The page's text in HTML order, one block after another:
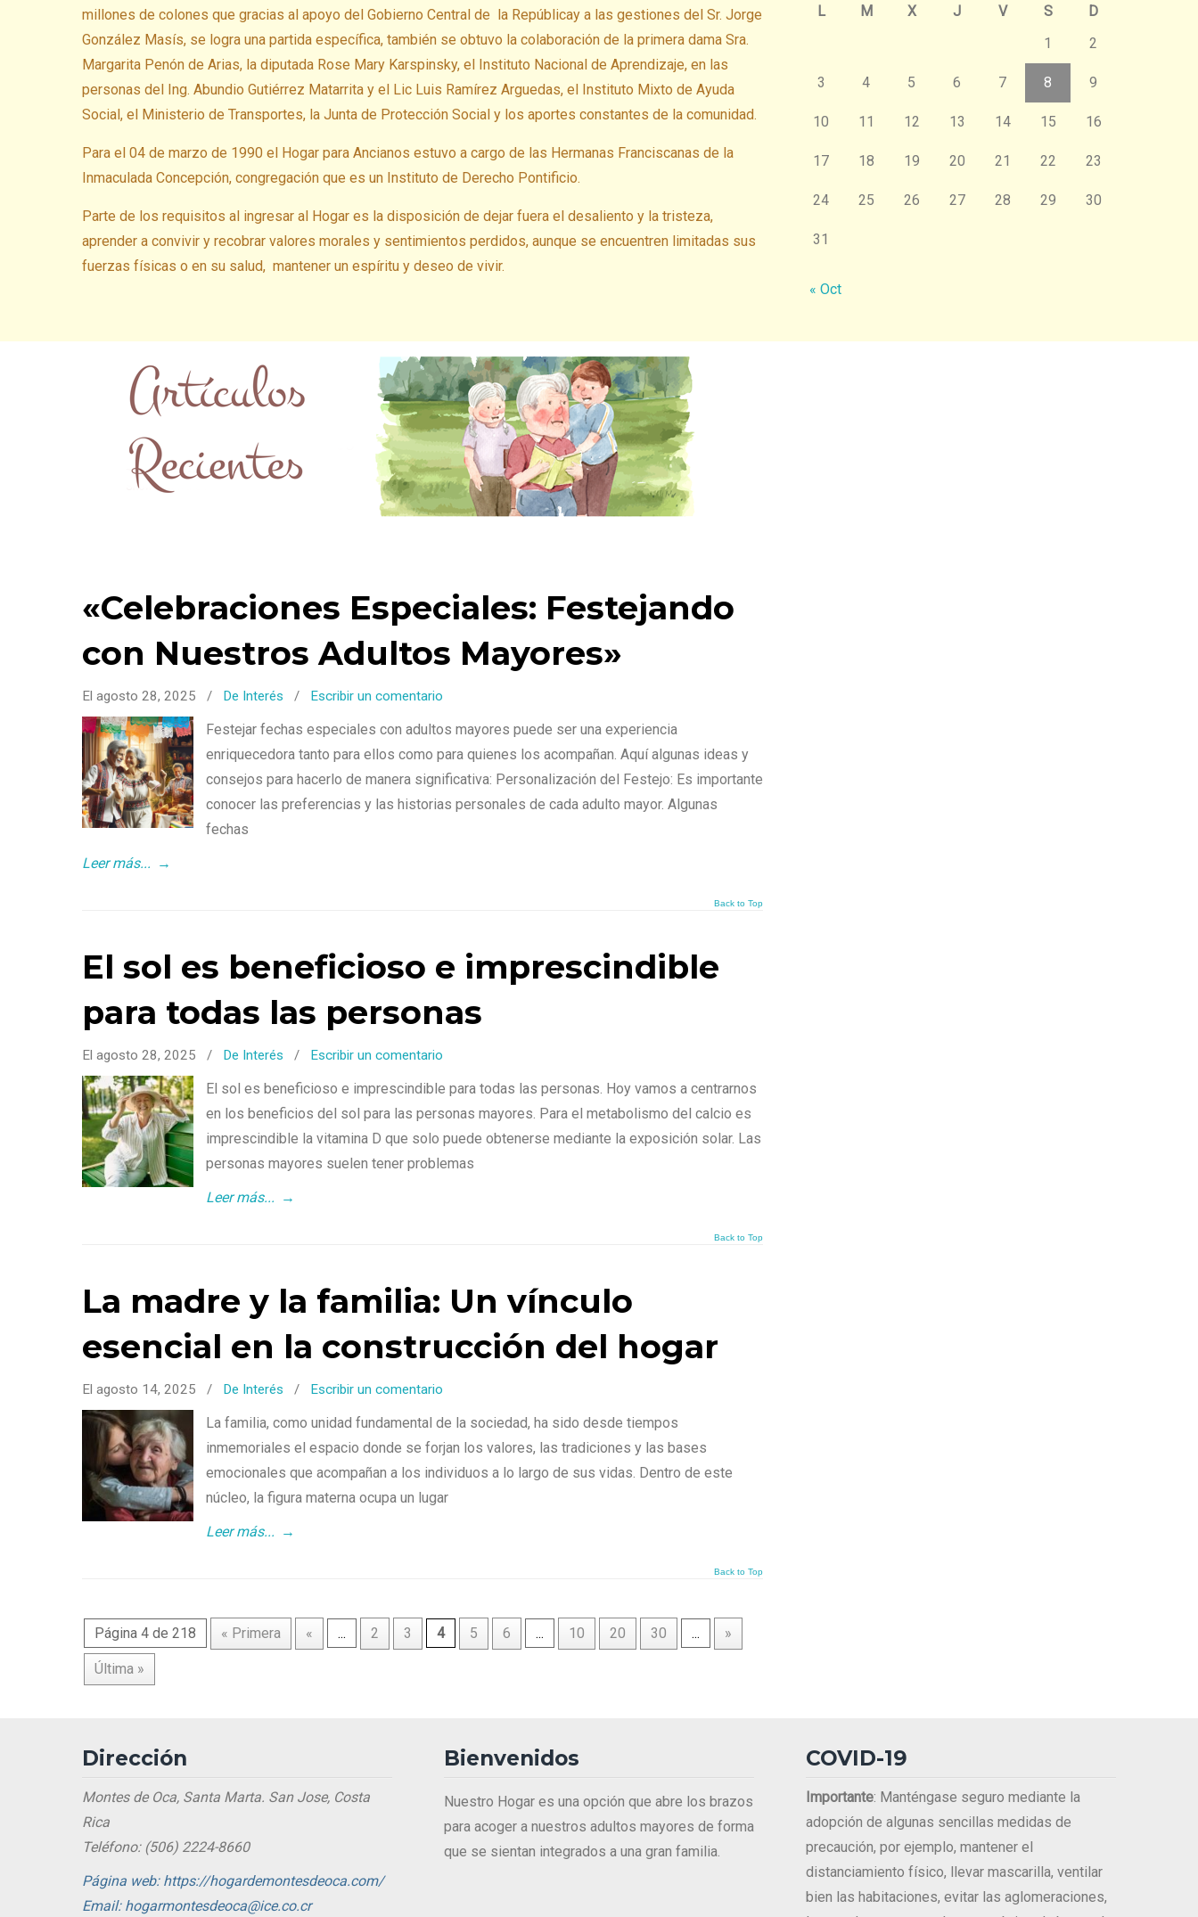
millones de colones que gracias al apoyo del Gobierno Central de la Repúblicay a las gestiones del Sr. Jorge
González Masís, se logra una partida específica, también se obtuvo la colaboración de la primera dama Sra.
Margarita Penón de Arias, la diputada Rose Mary Karspinsky, el Instituto Nacional de Aprendizaje, en las
personas del Ing. Abundio Gutiérrez Matarrita y el Lic Luis Ramírez Arguedas, el Instituto Mixto de Ayuda
Social, el Ministerio de Transportes, la Junta de Protección Social y los aportes constantes de la comunidad.
Para el 04 de marzo de 1990 el Hogar para Ancianos estuvo a cargo de las Hermanas Franciscanas de la
Inmaculada Concepción, congregación que es un Instituto de Derecho Pontificio.
Parte de los requisitos al ingresar al Hogar es la disposición de dejar fuera el desaliento y la tristeza,
aprender a convivir y recobrar valores morales y sentimientos perdidos, aunque se encuentren limitadas sus
fuerzas físicas o en su salud, mantener un espíritu y deseo de vivir.
«Celebraciones Especiales: Festejando
con Nuestros Adultos Mayores»
El agosto 28, 2025 / De Interés / Escribir un comentario
Festejar fechas especiales con adultos mayores puede ser una experiencia
enriquecedora tanto para ellos como para quienes los acompañan. Aquí algunas ideas y
consejos para hacerlo de manera significativa: Personalización del Festejo: Es importante
conocer las preferencias y las historias personales de cada adulto mayor. Algunas
fechas
Leer más... →
Back to Top
El sol es beneficioso e imprescindible
para todas las personas
El agosto 28, 2025 / De Interés / Escribir un comentario
El sol es beneficioso e imprescindible para todas las personas. Hoy vamos a centrarnos
en los beneficios del sol para las personas mayores. Para el metabolismo del calcio es
imprescindible la vitamina D que solo puede obtenerse mediante la exposición solar. Las
personas mayores suelen tener problemas
Leer más... →
Back to Top
La madre y la familia: Un vínculo
esencial en la construcción del hogar
El agosto 14, 2025 / De Interés / Escribir un comentario
La familia, como unidad fundamental de la sociedad, ha sido desde tiempos
inmemoriales el espacio donde se forjan los valores, las tradiciones y las bases
emocionales que acompañan a los individuos a lo largo de sus vidas. Dentro de este
núcleo, la figura materna ocupa un lugar
Leer más... →
Back to Top
Página 4 de 218 « Primera « ... 2 3 4 5 6 ... 10 20 30 ... »
Última »
L M X J V S
D
1
2
3 4 5 6 7 8 9
10 11 12 13 14 15 16
17 18 19 20 21 22 23
24 25 26 27 28 29 30
31
« Oct
Dirección
Montes de Oca, Santa Marta. San Jose, Costa
Rica
Teléfono: (506) 2224-8660
Página web: https://hogardemontesdeoca.com/
Email: hogarmontesdeoca@ice.co.cr
Bienvenidos
Nuestro Hogar es una opción que abre los brazos
para acoger a nuestros adultos mayores de forma
que se sientan integrados a una gran familia.
COVID-19
Importante: Manténgase seguro mediante la
adopción de algunas sencillas medidas de
precaución, por ejemplo, mantener el
distanciamiento físico, llevar mascarilla, ventilar
bien las habitaciones, evitar las aglomeraciones,